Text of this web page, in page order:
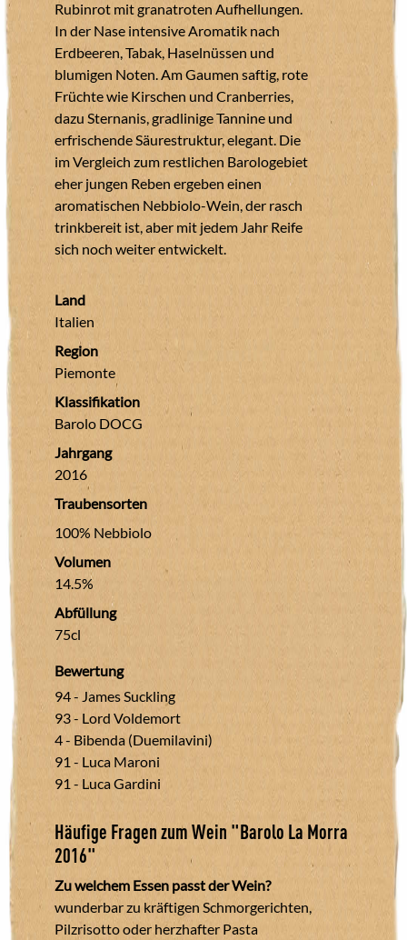
Rubinrot mit granatroten Aufhellungen.
In der Nase intensive Aromatik nach
Erdbeeren, Tabak, Haselnüssen und
blumigen Noten. Am Gaumen saftig, rote
Früchte wie Kirschen und Cranberries,
dazu Sternanis, gradlinige Tannine und
erfrischende Säurestruktur, elegant. Die
im Vergleich zum restlichen Barologebiet
eher jungen Reben ergeben einen
aromatischen Nebbiolo-Wein, der rasch
trinkbereit ist, aber mit jedem Jahr Reife
sich noch weiter entwickelt.
Land
Italien
Region
Piemonte
Klassifikation
Barolo DOCG
Jahrgang
2016
Traubensorten
100% Nebbiolo
Volumen
14.5%
Abfüllung
75cl
Bewertung
94- James Suckling
93- Lord Voldemort
4- Bibenda (Duemilavini)
91 - Luca Maroni
91 - Luca Gardini
Häufige Fragen zum Wein "Barolo La Morra
2016"
Zu welchem Essen passt der Wein?
wunderbar zu kräftigen Schmorgerichten,
Pilzrisotto oder herzhafter Pasta